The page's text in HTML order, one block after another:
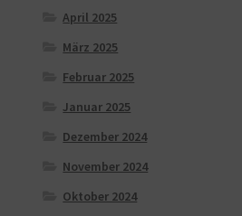
April 2025
März 2025
Februar 2025
Januar 2025
Dezember 2024
November 2024
Oktober 2024